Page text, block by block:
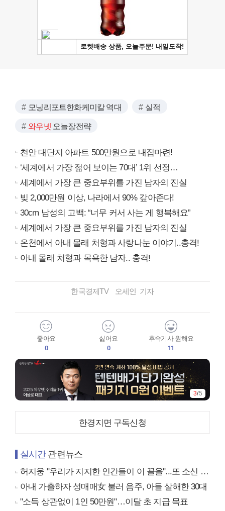
모닝리포트한화케미칼 역대 실적
와우넷 오늘장전략
천안 대단지 아파트 500만원으로 내집마련!
‘세계에서 가장 젊어 보이는 70대’ 1위 선정…
세계에서 가장 큰 중요부위를 가진 남자의 진실
빚 2,000만원 이상, 나라에서 90% 갚아준다!
30cm 남성의 고백: “너무 커서 사는 게 행복해요”
세계에서 가장 큰 중요부위를 가진 남자의 진실
온천에서 아내 몰래 처형과 사랑나눈 이야기..충격!
아내 몰래 처형과 목욕한 남자.. 충격!
한국경제TV 오세인 기자
좋아요
0
싫어요
0
후속기사 원해요
11
3/5
한경지면 구독신청
실시간관련뉴스
허지웅 "우리가 지지한 인간들이 이 꼴을"...또 소신 발언
아내 가출하자 성매매女 불러 음주, 아들 살해한 30대
"소득 상관없이 1인 50만원"…이달 초 지급 목표